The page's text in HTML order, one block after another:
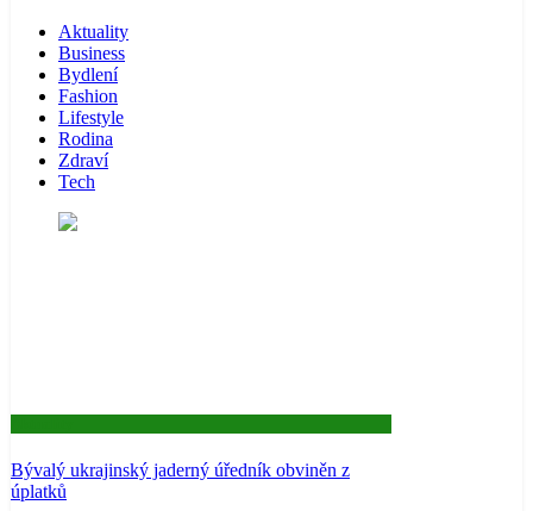
Aktuality
Business
Bydlení
Fashion
Lifestyle
Rodina
Zdraví
Tech
Bývalý ukrajinský jaderný úředník obviněn z
úplatků